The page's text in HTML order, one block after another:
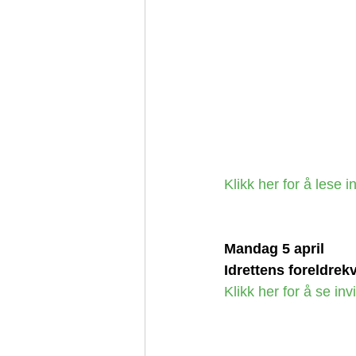
Klikk her for å lese
Mandag 5 april
Idrettens
Klikk her for å se